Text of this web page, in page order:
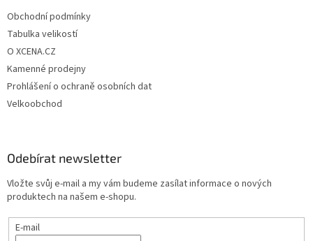
Obchodní podmínky
Tabulka velikostí
O XCENA.CZ
Kamenné prodejny
Prohlášení o ochraně osobních dat
Velkoobchod
Odebírat newsletter
Vložte svůj e-mail a my vám budeme zasílat informace o nových
produktech na našem e-shopu.
E-mail